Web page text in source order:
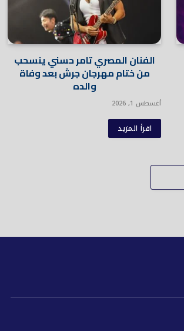
الفنان المصري تامر حسني ينسحب
من ختام مهرجان جرش بعد وفاة
والده
أغسطس 1, 2026
اقرأ المزيد